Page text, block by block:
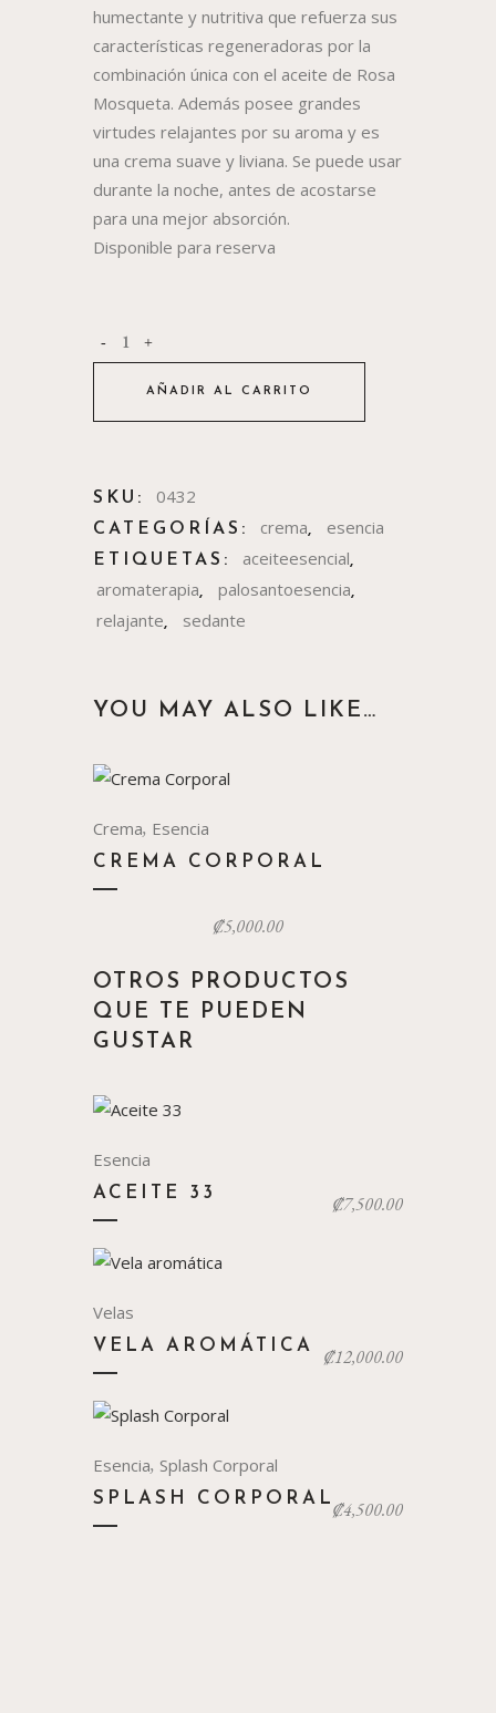
humectante y nutritiva que refuerza sus
características regeneradoras por la
combinación única con el aceite de Rosa
Mosqueta. Además posee grandes
virtudes relajantes por su aroma y es
una crema suave y liviana. Se puede usar
durante la noche, antes de acostarse
para una mejor absorción.
Disponible para reserva
AÑADIR AL CARRITO
SKU: 0432
CATEGORÍAS: crema, esencia
ETIQUETAS: aceiteesencial,
aromaterapia, palosantoesencia,
relajante, sedante
YOU MAY ALSO LIKE…
Crema, Esencia
CREMA CORPORAL
₡5,000.00
OTROS PRODUCTOS
QUE TE PUEDEN
GUSTAR
Esencia
ACEITE 33 ₡7,500.00
Velas
VELA AROMÁTICA ₡12,000.00
Esencia, Splash Corporal
SPLASH CORPORAL₡4,500.00